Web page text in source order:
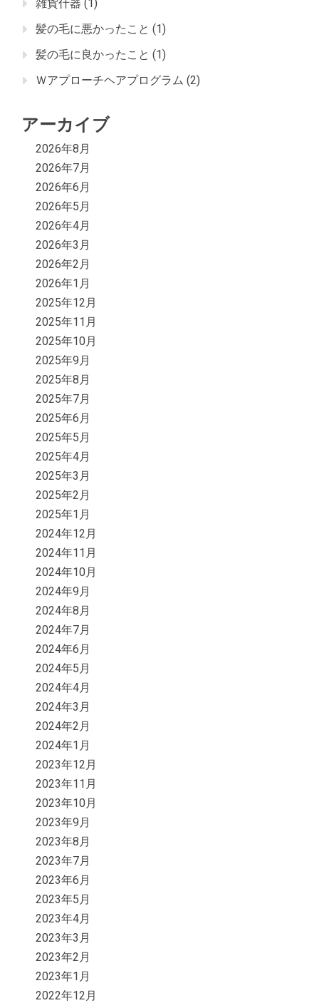
雑貨什器 (1)
髪の毛に悪かったこと (1)
髪の毛に良かったこと (1)
Ｗアプローチヘアプログラム (2)
アーカイブ
2026年8月
2026年7月
2026年6月
2026年5月
2026年4月
2026年3月
2026年2月
2026年1月
2025年12月
2025年11月
2025年10月
2025年9月
2025年8月
2025年7月
2025年6月
2025年5月
2025年4月
2025年3月
2025年2月
2025年1月
2024年12月
2024年11月
2024年10月
2024年9月
2024年8月
2024年7月
2024年6月
2024年5月
2024年4月
2024年3月
2024年2月
2024年1月
2023年12月
2023年11月
2023年10月
2023年9月
2023年8月
2023年7月
2023年6月
2023年5月
2023年4月
2023年3月
2023年2月
2023年1月
2022年12月